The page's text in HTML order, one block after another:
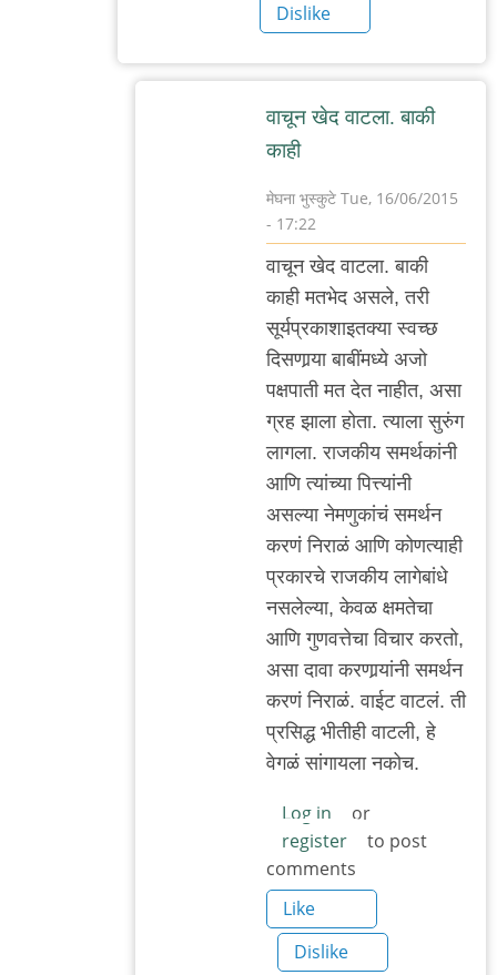
Dislike
वाचून खेद वाटला. बाकी
काही
मेघना भुस्कुटे Tue, 16/06/2015
- 17:22
reply
"ह्यांचे"
एक
राळ
अजो१२३
वाचून खेद वाटला. बाकी
काही मतभेद असले, तरी
सूर्यप्रकाशाइतक्या स्वच्छ
दिसणार्‍या बाबींमध्ये अजो
पक्षपाती मत देत नाहीत, असा
ग्रह झाला होता. त्याला सुरुंग
लागला. राजकीय समर्थकांनी
आणि त्यांच्या पित्त्यांनी
असल्या नेमणुकांचं समर्थन
करणं निराळं आणि कोणत्याही
प्रकारचे राजकीय लागेबांधे
नसलेल्या, केवळ क्षमतेचा
आणि गुणवत्तेचा विचार करतो,
असा दावा करणार्‍यांनी समर्थन
करणं निराळं. वाईट वाटलं. ती
प्रसिद्ध भीतीही वाटली, हे
वेगळं सांगायला नकोच.
Log in
or
register
to post
comments
Like
Dislike